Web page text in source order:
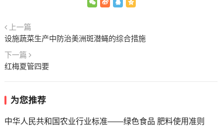
上一篇
设施蔬菜生产中防治美洲斑潜蝇的综合措施
下一篇
红梅夏管四要
为您推荐
中华人民共和国农业行业标准——绿色食品 肥料使用准则